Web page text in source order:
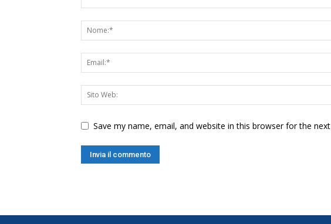
Save my name, email, and website in this browser for the